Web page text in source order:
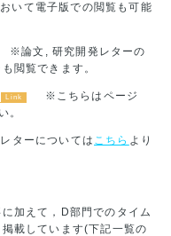
いて電子版での閲覧も可能
※論文, 研究開発レターの
閲覧できます。
※こちらはページ
。
ターについては こちら より
加えて，D部門でのタイム
載しています(下記一覧の